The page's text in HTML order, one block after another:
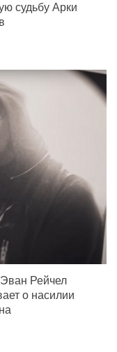
судьбу Арки
Рейчел
о насилии